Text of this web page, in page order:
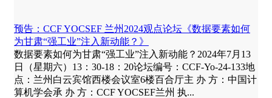
预告：CCF YOCSEF 兰州2024观点论坛《数据要素如何
为甘肃“强工业”注入新动能？》
数据要素如何为甘肃“强工业”注入新动能？2024年7月13
日（星期六）13：30-18：20论坛编号：CCF-Yo-24-133地
点：兰州白云宾馆西楼会议室6楼百合厅主 办 方：中国计
算机学会承 办 方：CCF YOCSEF兰州 执...